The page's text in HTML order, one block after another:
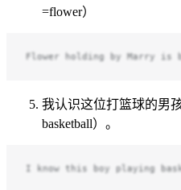
=flower）
Flower holding by Marry is
我认识这位打篮球的男
basketball）。
I know this boy playing